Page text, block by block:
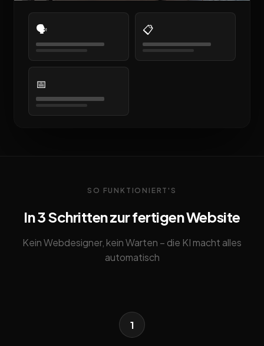
🗣️ 📋
📅
SO FUNKTIONIERT'S
In 3 Schritten zur fertigen Website
Kein Webdesigner, kein Warten – die KI macht alles
automatisch
1